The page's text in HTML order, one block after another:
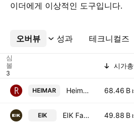
이더에게 이상적인 도구입니다.
오버뷰 성과 테크니컬즈
더보기
심
볼
시가
HEIMAR Heimar hf. 68.46 B
EIK EIK Fasteignafelag HF 49.88 B